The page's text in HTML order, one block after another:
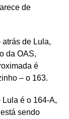
de
de Lula,
da OAS,
é
– o 163.
é o 164-A,
sendo